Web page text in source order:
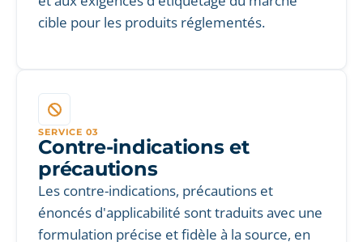
cible pour les produits réglementés.
SERVICE 03
Contre-indications et
précautions
Les contre-indications, précautions et
énoncés d'applicabilité sont traduits avec une
formulation précise et fidèle à la source, en